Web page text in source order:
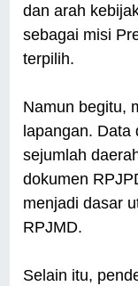
dan arah
sebagai misi
terpilih.
Namun begitu,
lapangan.
sejumlah
dokumen
menjadi dasar
RPJMD.
Selain itu,